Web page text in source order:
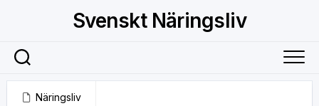
Svenskt Näringsliv
Näringsliv